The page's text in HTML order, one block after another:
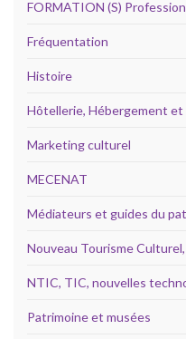
FORMATION (S)
Fréquentation
Histoire
Hôtellerie, Hébergement
Marketing culturel
MECENAT
Médiateurs et guides du
Nouveau Tourisme
NTIC, TIC, nouvelles
Patrimoine et musées